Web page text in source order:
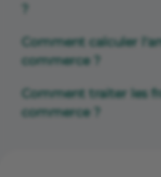
?
Comment calculer
commerce ?
Comment traiter les
commerce ?